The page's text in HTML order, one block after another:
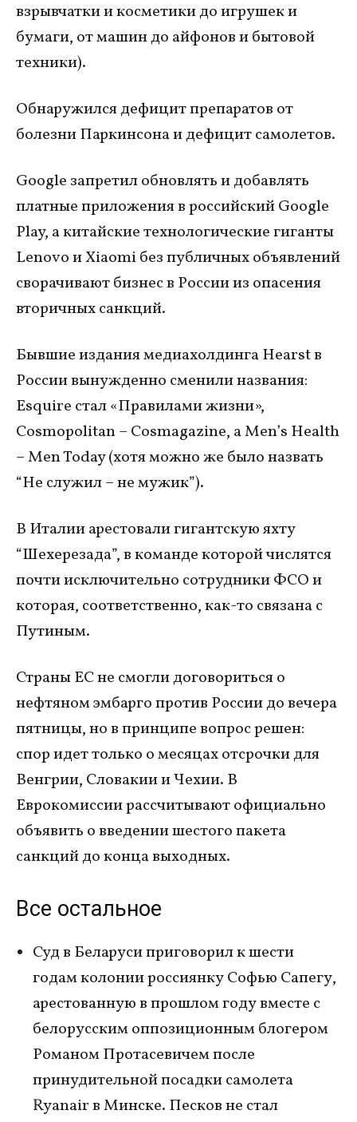
взрывчатки и косметики до игрушек и
бумаги, от машин до айфонов и бытовой
техники).
Обнаружился дефицит препаратов от
болезни Паркинсона и дефицит самолетов.
Google запретил обновлять и добавлять
платные приложения в российский Google
Play, а китайские технологические гиганты
Lenovo и Xiaomi без публичных объявлений
сворачивают бизнес в России из опасения
вторичных санкций.
Бывшие издания медиахолдинга Hearst в
России вынужденно сменили названия:
Esquire стал «Правилами жизни»,
Cosmopolitan – Cosmagazine, а Men’s Health
– Men Today (хотя можно же было назвать
“Не служил – не мужик”).
В Италии арестовали гигантскую яхту
“Шехерезада”, в команде которой числятся
почти исключительно сотрудники ФСО и
которая, соответственно, как-то связана с
Путиным.
Страны ЕС не смогли договориться о
нефтяном эмбарго против России до вечера
пятницы, но в принципе вопрос решен:
спор идет только о месяцах отсрочки для
Венгрии, Словакии и Чехии. В
Еврокомиссии рассчитывают официально
объявить о введении шестого пакета
санкций до конца выходных.
Все остальное
Суд в Беларуси приговорил к шести
годам колонии россиянку Софью Сапегу,
арестованную в прошлом году вместе с
белорусским оппозиционным блогером
Романом Протасевичем после
принудительной посадки самолета
Ryanair в Минске. Песков не стал